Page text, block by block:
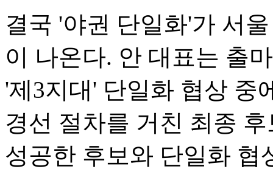
결국 '야권 단일화'가 서
이 나온다. 안 대표는 출
'제3지대' 단일화 협상 중
경선 절차를 거친 최종
성공한 후보와 단일화 협